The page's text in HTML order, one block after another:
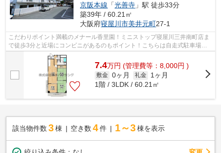
京阪本線 「光善寺 」駅 徒歩33分
築39年 / 60.21㎡
大阪府寝屋川市美井元町27-1
こだわりポイント満載のメナール香里園！ミニストップ寝屋川三井南町店ま
で徒歩3分と近場にコンビニがあるのもポイント！こちらは自走式駐車場付
きの物件です！こちらのマンションから...
7.4万円 (管理費等：8,000円 )
敷金 0ヶ月 礼金
1ヶ月
1階 / 3LDK / 60.21㎡
該当物件数 3棟 空き数 4 件 1～3 棟を表示